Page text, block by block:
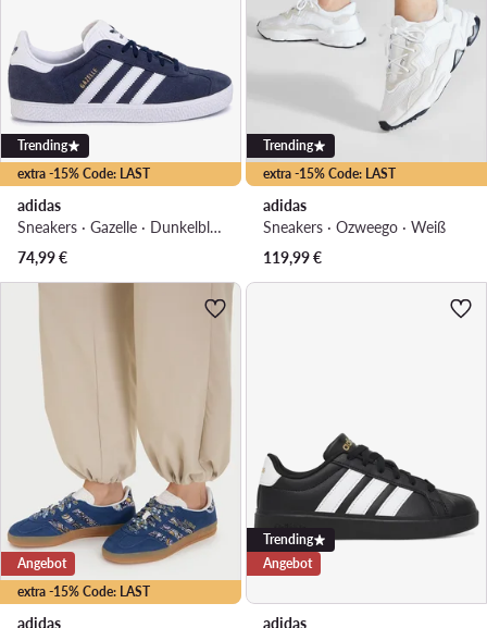
extra -15% Code: LAST
Trending
adidas
Sneakers · Gazelle · Dunkelblau
74,99€
extra -15% Code: LAST
Trending
adidas
Sneakers · Ozweego · Weiß
119,99€
extra -15% Code: LAST
Angebot
adidas
Trending
Angebot
adidas